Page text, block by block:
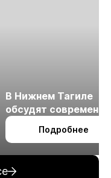
В Нижнем Тагиле
обсудят
технологии
измельчения
Подробнее